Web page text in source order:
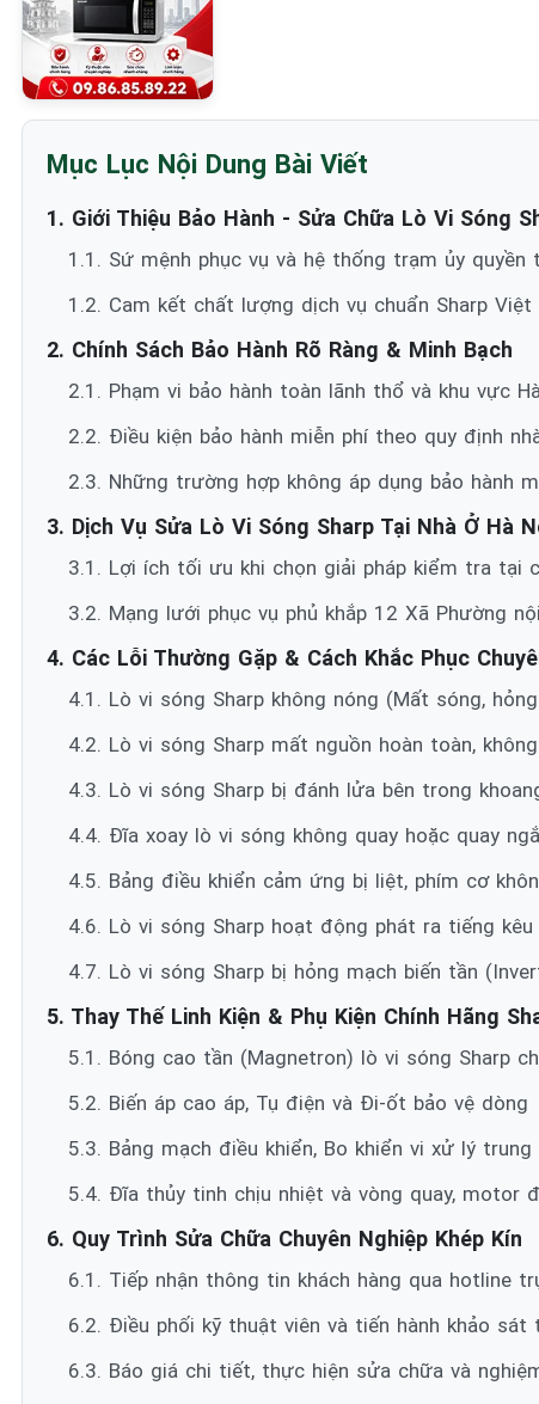
Mục Lục Nội Dung Bài Viết
1. Giới Thiệu Bảo Hành - Sửa Chữa Lò Vi Sóng
1.1. Sứ mệnh phục vụ và hệ thống trạm ủy quyền
1.2. Cam kết chất lượng dịch vụ chuẩn Sharp Việt
2. Chính Sách Bảo Hành Rõ Ràng & Minh Bạch
2.1. Phạm vi bảo hành toàn lãnh thổ và khu vực
2.2. Điều kiện bảo hành miễn phí theo quy định
2.3. Những trường hợp không áp dụng bảo hành
3. Dịch Vụ Sửa Lò Vi Sóng Sharp Tại Nhà Ở Hà
3.1. Lợi ích tối ưu khi chọn giải pháp kiểm tra tại
3.2. Mạng lưới phục vụ phủ khắp 12 Xã Phường
4. Các Lỗi Thường Gặp & Cách Khắc Phục
4.1. Lò vi sóng Sharp không nóng (Mất sóng,
4.2. Lò vi sóng Sharp mất nguồn hoàn toàn,
4.3. Lò vi sóng Sharp bị đánh lửa bên trong
4.4. Đĩa xoay lò vi sóng không quay hoặc quay
4.5. Bảng điều khiển cảm ứng bị liệt, phím cơ
4.6. Lò vi sóng Sharp hoạt động phát ra tiếng
4.7. Lò vi sóng Sharp bị hỏng mạch biến tần
5. Thay Thế Linh Kiện & Phụ Kiện Chính Hãng
5.1. Bóng cao tần (Magnetron) lò vi sóng Sharp
5.2. Biến áp cao áp, Tụ điện và Đi-ốt bảo vệ dòng
5.3. Bảng mạch điều khiển, Bo khiển vi xử lý trung
5.4. Đĩa thủy tinh chịu nhiệt và vòng quay, motor
6. Quy Trình Sửa Chữa Chuyên Nghiệp Khép Kín
6.1. Tiếp nhận thông tin khách hàng qua hotline
6.2. Điều phối kỹ thuật viên và tiến hành khảo sát
6.3. Báo giá chi tiết, thực hiện sửa chữa và